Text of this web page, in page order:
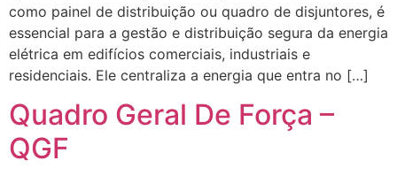
como painel de distribuição ou quadro de disjuntores, é
essencial para a gestão e distribuição segura da energia
elétrica em edifícios comerciais, industriais e
residenciais. Ele centraliza a energia que entra no […]
Quadro Geral De Força –
QGF